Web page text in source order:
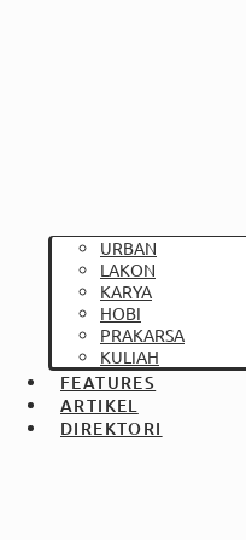
URBAN
LAKON
KARYA
HOBI
PRAKARSA
KULIAH
FEATURES
ARTIKEL
DIREKTORI